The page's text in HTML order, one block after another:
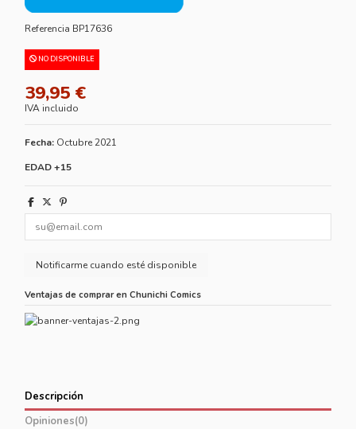
Referencia BP17636
NO DISPONIBLE
39,95 €
IVA incluido
Fecha: Octubre 2021
EDAD +15
Ventajas de comprar en Chunichi Comics
Descripción
Opiniones(0)